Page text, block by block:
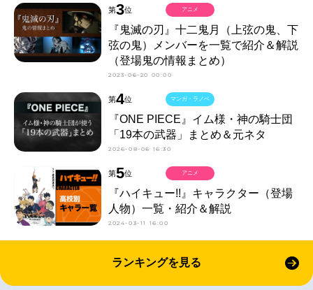
第3位
『鬼滅の刃』十二鬼月（上弦の鬼、下
弦の鬼）メンバーを一覧で紹介＆解説
（登場鬼の情報まとめ）
2023-06-20 00:00
アニメ
第4位
『ONE PIECE』イム様・神の騎士団
「19本の武器」まとめ＆元ネタ
2026-08-06 16:30
マンガ・ラノベ
第5位
『ハイキュー!!』キャラクター（登場
人物）一覧・紹介＆解説
2024-03-11 16:00
アニメ
ランキングを見る